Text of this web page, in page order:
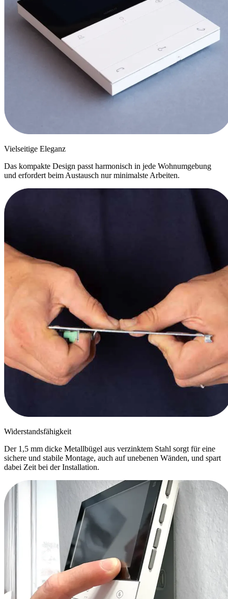
Vielseitige Eleganz
Das kompakte Design passt harmonisch in jede Wohnumgebung
und erfordert beim Austausch nur minimalste Arbeiten.
Widerstandsfähigkeit
Der 1,5 mm dicke Metallbügel aus verzinktem Stahl sorgt für eine
sichere und stabile Montage, auch auf unebenen Wänden, und spart
dabei Zeit bei der Installation.